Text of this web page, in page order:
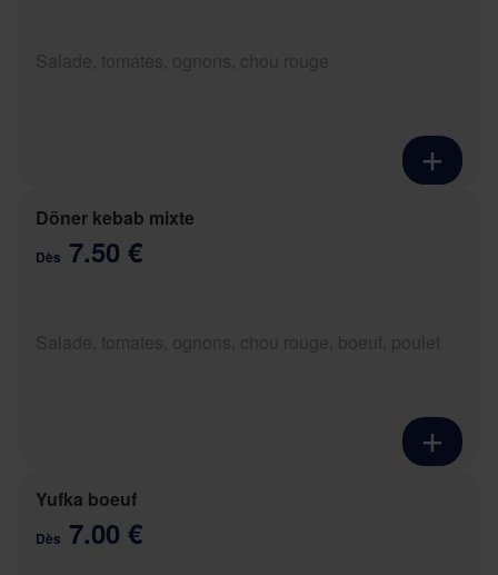
Döner kebab mixte
Dès 7.50 €
Yufka boeuf
Dès 7.00 €